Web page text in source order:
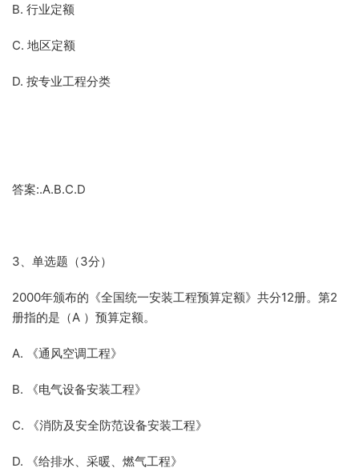
B. 行业定额
C. 地区定额
D. 按专业工程分类
答案:.A.B.C.D
3、单选题（3分）
2000年颁布的《全国统一安装工程预算定额》共分12册。第2
册指的是（A ）预算定额。
A. 《通风空调工程》
B. 《电气设备安装工程》
C. 《消防及安全防范设备安装工程》
D. 《给排水、采暖、燃气工程》